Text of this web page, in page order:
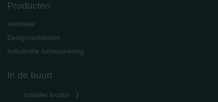
Producten
Ventilatie
Designradiatoren
Industriële luchtzuivering
In de buurt
Installer locator